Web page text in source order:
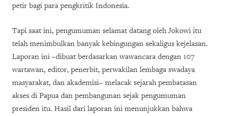
petir bagi para pengkritik Indonesia.
Tapi saat ini, pengumuman selamat datang oleh Jokowi itu
telah menimbulkan banyak kebingungan sekaligus kejelasan.
Laporan ini –dibuat berdasarkan wawancara dengan 107
wartawan, editor, penerbit, perwakilan lembaga swadaya
masyarakat, dan akademisi– melacak sejarah pembatasan
akses di Papua dan pembangunan sejak pengumuman
presiden itu. Hasil dari laporan ini menunjukkan bahwa